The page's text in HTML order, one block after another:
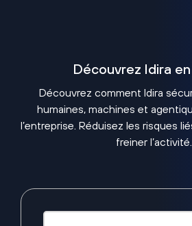
Découvrez Idira en
Découvrez comment Idira
humaines, machines et
l’entreprise. Réduisez les risques
freiner l’activité.